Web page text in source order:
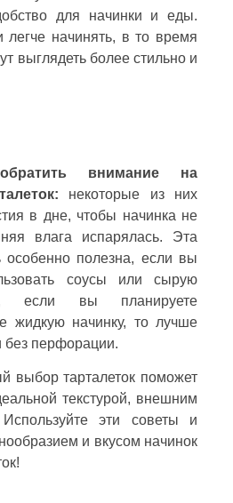
для начинки и еды.
легче начинять, в то время
выглядеть более стильно и
внимание на
некоторые из них
в дне, чтобы начинка не
влага испарялась. Эта
особенно полезна, если вы
соусы или сырую
если вы планируете
жидкую начинку, то лучше
без перфорации.
выбор тарталеток поможет
текстурой, внешним
эти советы и
и вкусом начинок